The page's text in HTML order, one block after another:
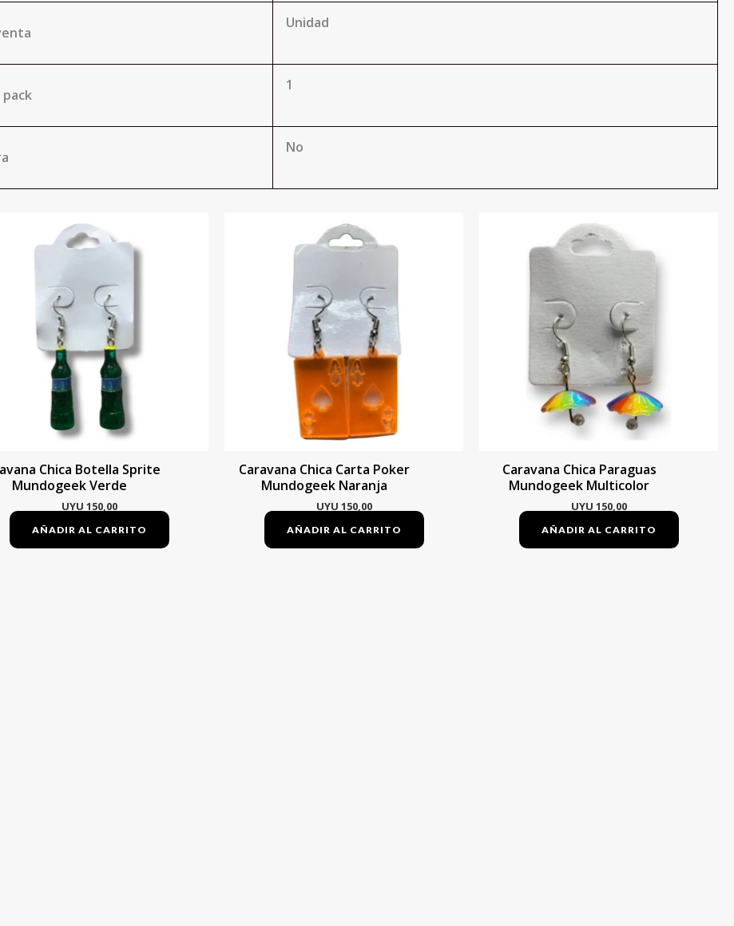
Unidad
1
No
Chica Botella Sprite
Mundogeek Verde
UYU 150,00
AÑADIR AL CARRITO
Caravana Chica Carta Poker
Mundogeek Naranja
UYU 150,00
AÑADIR AL CARRITO
Caravana Chica Paraguas
Mundogeek Multicolor
UYU 150,00
AÑADIR AL CARRITO